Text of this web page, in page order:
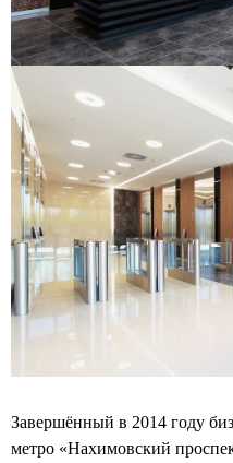
Завершённый в 2014 году
метро «Нахимовский